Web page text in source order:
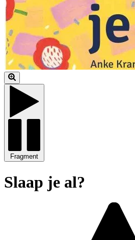
Fragment
Slaap je al?